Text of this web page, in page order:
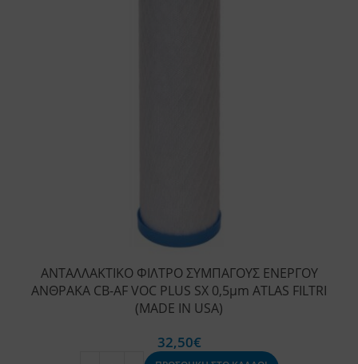
ΑΝΤΑΛΛΑΚΤΙΚΟ ΦΙΛΤΡΟ ΣΥΜΠΑΓΟΥΣ ΕΝΕΡΓΟΥ
ΑΝΘΡΑΚΑ CB-AF VOC PLUS SX 0,5μm ATLAS FILTRI
(MADE IN USA)
32,50€